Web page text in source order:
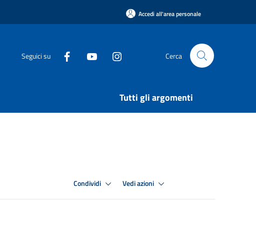
Accedi all'area personale
Seguici su Cerca
Tutti gli argomenti
Condividi Vedi azioni